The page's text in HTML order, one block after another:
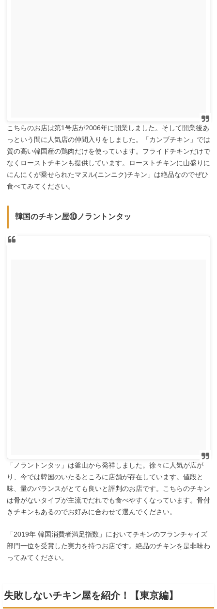
こちらのお店は第1号店が2006年に開業しました。そして開業後あ
っという間に人気店の仲間入りをしました。「カンブチキン」では
質の高い韓国産の鶏肉だけを使っています。フライドチキンだけで
なくローストチキンも提供しています。ローストチキンに山盛りに
にんにくが乗せられたマヌル(ニンニク)チキン」は絶品なのでぜひ
食べてみてください。
韓国のチキン屋⑩ノラントンタッ
「ノラントンタッ」は釜山から発祥しました。徐々に人気が広が
り、今では韓国のいたるところに店舗が存在しています。値段と
味、量のバランスがとても良いと評判のお店です。こちらのチキン
は骨がないタイプが主流でだれでも食べやすくなっています。骨付
きチキンもあるのでお好みに合わせて選んでください。
「2019年 韓国消費者満足指数」においてチキンのフランチャイズ
部門一位を受賞した実力を持つお店です。絶品のチキンを是非味わ
ってみてください。
失敗しないチキン屋を紹介！【東京編】